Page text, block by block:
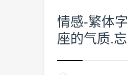
情感-繁体
座的气质.忘